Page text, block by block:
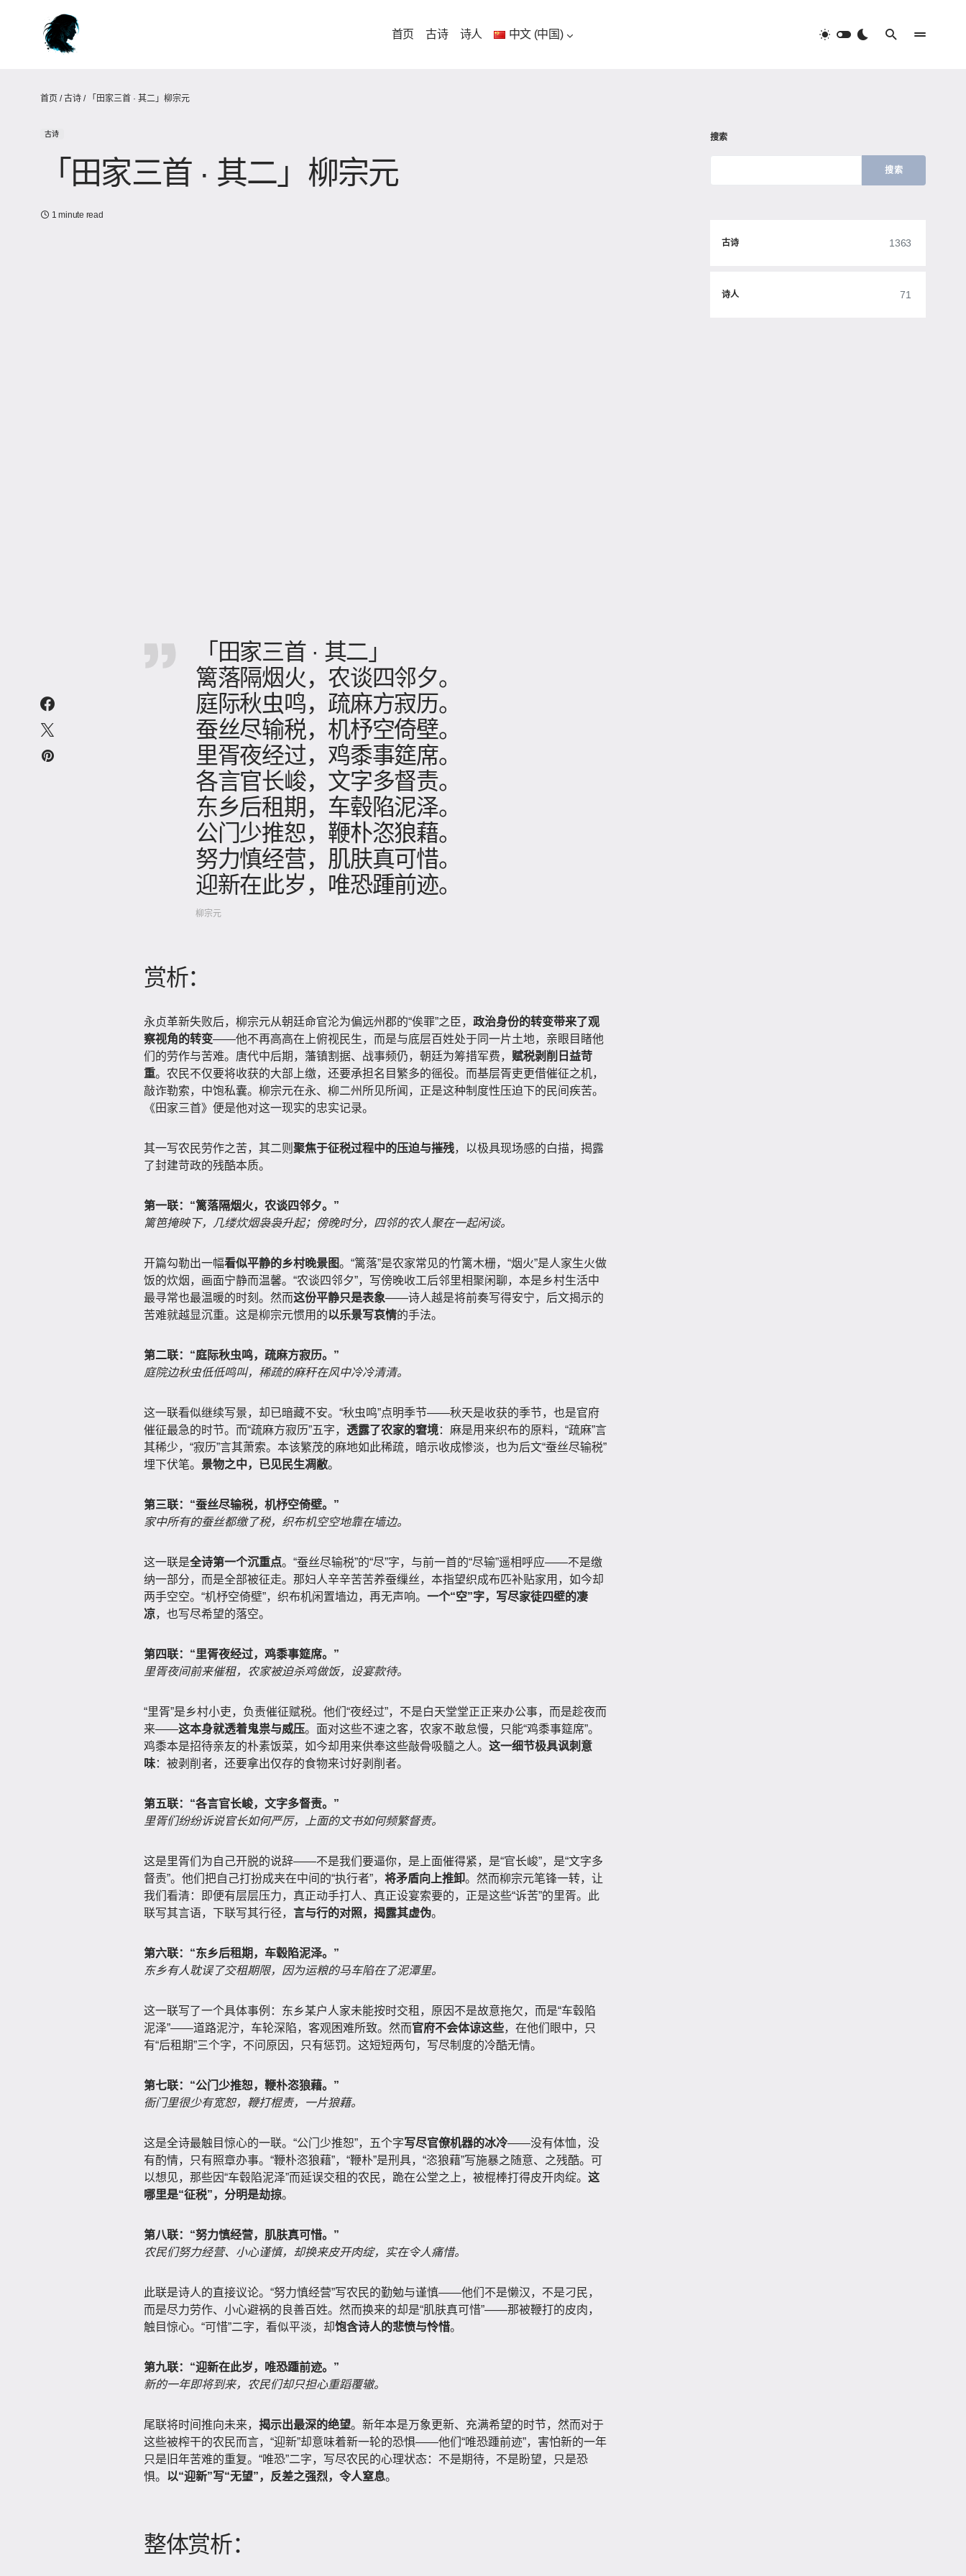
首页 古诗 诗人 中文 (中国)
首页 /古诗 / 「田家三首 · 其二」柳宗元
古诗
「田家三首 · 其二」柳宗元
1 minute read
「田家三首 · 其二」
篱落隔烟火，农谈四邻夕。
庭际秋虫鸣，疏麻方寂历。
蚕丝尽输税，机杼空倚壁。
里胥夜经过，鸡黍事筵席。
各言官长峻，文字多督责。
东乡后租期，车毂陷泥泽。
公门少推恕，鞭朴恣狼藉。
努力慎经营，肌肤真可惜。
迎新在此岁，唯恐踵前迹。
柳宗元
赏析：
永贞革新失败后，柳宗元从朝廷命官沦为偏远州郡的“俟罪”之臣， 政治身份的转变带来了观
察视角的转变——他不再高高在上俯视民生，而是与底层百姓处于同一片土地，亲眼目睹他
们的劳作与苦难。唐代中后期，藩镇割据、战事频仍，朝廷为筹措军费， 赋税剥削日益苛
重。农民不仅要将收获的大部上缴，还要承担名目繁多的徭役。而基层胥吏更借催征之机，
敲诈勒索，中饱私囊。柳宗元在永、柳二州所见所闻，正是这种制度性压迫下的民间疾苦。
《田家三首》便是他对这一现实的忠实记录。
其一写农民劳作之苦，其二则 聚焦于征税过程中的压迫与摧残，以极具现场感的白描，揭露
了封建苛政的残酷本质。
第一联：“篱落隔烟火，农谈四邻夕。”
篱笆掩映下，几缕炊烟袅袅升起；傍晚时分，四邻的农人聚在一起闲谈。
开篇勾勒出一幅看似平静的乡村晚景图。“篱落”是农家常见的竹篱木栅，“烟火”是人家生火做
饭的炊烟，画面宁静而温馨。“农谈四邻夕”，写傍晚收工后邻里相聚闲聊，本是乡村生活中
最寻常也最温暖的时刻。然而这份平静只是表象——诗人越是将前奏写得安宁，后文揭示的
苦难就越显沉重。这是柳宗元惯用的以乐景写哀情的手法。
第二联：“庭际秋虫鸣，疏麻方寂历。”
庭院边秋虫低低鸣叫，稀疏的麻秆在风中冷冷清清。
这一联看似继续写景，却已暗藏不安。“秋虫鸣”点明季节——秋天是收获的季节，也是官府
催征最急的时节。而“疏麻方寂历”五字， 透露了农家的窘境：麻是用来织布的原料，“疏麻”言
其稀少，“寂历”言其萧索。本该繁茂的麻地如此稀疏，暗示收成惨淡，也为后文“蚕丝尽输税”
埋下伏笔。 景物之中，已见民生凋敝。
第三联：“蚕丝尽输税，机杼空倚壁。”
家中所有的蚕丝都缴了税，织布机空空地靠在墙边。
这一联是全诗第一个沉重点。“蚕丝尽输税”的“尽”字，与前一首的“尽输”遥相呼应——不是缴
纳一部分，而是全部被征走。那妇人辛辛苦苦养蚕缫丝，本指望织成布匹补贴家用，如今却
两手空空。“机杼空倚壁”，织布机闲置墙边，再无声响。 一个“空”字，写尽家徒四壁的凄
凉，也写尽希望的落空。
第四联：“里胥夜经过，鸡黍事筵席。”
里胥夜间前来催租，农家被迫杀鸡做饭，设宴款待。
“里胥”是乡村小吏，负责催征赋税。他们“夜经过”，不是白天堂堂正正来办公事，而是趁夜而
来——这本身就透着鬼祟与威压。面对这些不速之客，农家不敢怠慢，只能“鸡黍事筵席”。
鸡黍本是招待亲友的朴素饭菜，如今却用来供奉这些敲骨吸髓之人。 这一细节极具讽刺意
味：被剥削者，还要拿出仅存的食物来讨好剥削者。
第五联：“各言官长峻，文字多督责。”
里胥们纷纷诉说官长如何严厉，上面的文书如何频繁督责。
这是里胥们为自己开脱的说辞——不是我们要逼你，是上面催得紧，是“官长峻”，是“文字多
督责”。他们把自己打扮成夹在中间的“执行者”， 将矛盾向上推卸。然而柳宗元笔锋一转，让
我们看清：即便有层层压力，真正动手打人、真正设宴索要的，正是这些“诉苦”的里胥。此
联写其言语，下联写其行径， 言与行的对照，揭露其虚伪。
第六联：“东乡后租期，车毂陷泥泽。”
东乡有人耽误了交租期限，因为运粮的马车陷在了泥潭里。
这一联写了一个具体事例：东乡某户人家未能按时交租，原因不是故意拖欠，而是“车毂陷
泥泽”——道路泥泞，车轮深陷，客观困难所致。然而官府不会体谅这些，在他们眼中，只
有“后租期”三个字，不问原因，只有惩罚。这短短两句，写尽制度的冷酷无情。
第七联：“公门少推恕，鞭朴恣狼藉。”
衙门里很少有宽恕，鞭打棍责，一片狼藉。
这是全诗最触目惊心的一联。“公门少推恕”，五个字写尽官僚机器的冰冷——没有体恤，没
有酌情，只有照章办事。“鞭朴恣狼藉”，“鞭朴”是刑具，“恣狼藉”写施暴之随意、之残酷。可
以想见，那些因“车毂陷泥泽”而延误交租的农民，跪在公堂之上，被棍棒打得皮开肉绽。 这
哪里是“征税”，分明是劫掠。
第八联：“努力慎经营，肌肤真可惜。”
农民们努力经营、小心谨慎，却换来皮开肉绽，实在令人痛惜。
此联是诗人的直接议论。“努力慎经营”写农民的勤勉与谨慎——他们不是懒汉，不是刁民，
而是尽力劳作、小心避祸的良善百姓。然而换来的却是“肌肤真可惜”——那被鞭打的皮肉，
触目惊心。“可惜”二字，看似平淡，却饱含诗人的悲愤与怜惜。
第九联：“迎新在此岁，唯恐踵前迹。”
新的一年即将到来，农民们却只担心重蹈覆辙。
尾联将时间推向未来， 揭示出最深的绝望。新年本是万象更新、充满希望的时节，然而对于
这些被榨干的农民而言，“迎新”却意味着新一轮的恐惧——他们“唯恐踵前迹”，害怕新的一年
只是旧年苦难的重复。“唯恐”二字，写尽农民的心理状态：不是期待，不是盼望，只是恐
惧。 以“迎新”写“无望”，反差之强烈，令人窒息。
整体赏析：
搜索
搜索
古诗 1363
诗人 71